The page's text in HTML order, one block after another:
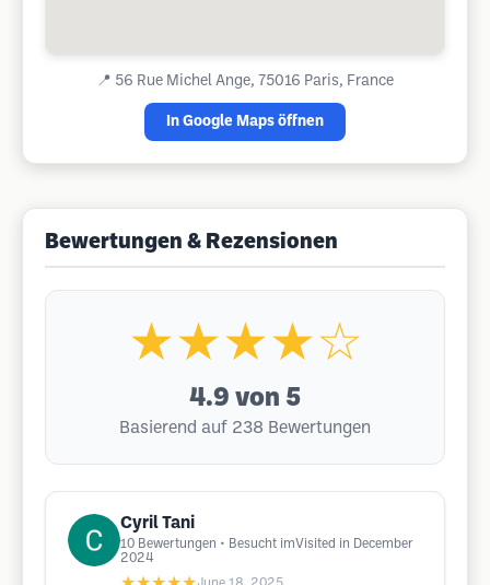
📍 56 Rue Michel Ange, 75016 Paris, France
In Google Maps öffnen
Bewertungen & Rezensionen
★★★★☆
4.9 von 5
Basierend auf 238 Bewertungen
Cyril Tani
10 Bewertungen • Besucht imVisited in December
2024